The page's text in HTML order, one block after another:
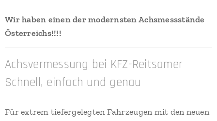
Wir haben einen der modernsten Achsmessstände
Österreichs!!!!
Achsvermessung bei KFZ-Reitsamer
Schnell, einfach und genau
Für extrem tiefergelegten Fahrzeugen mit den neuen